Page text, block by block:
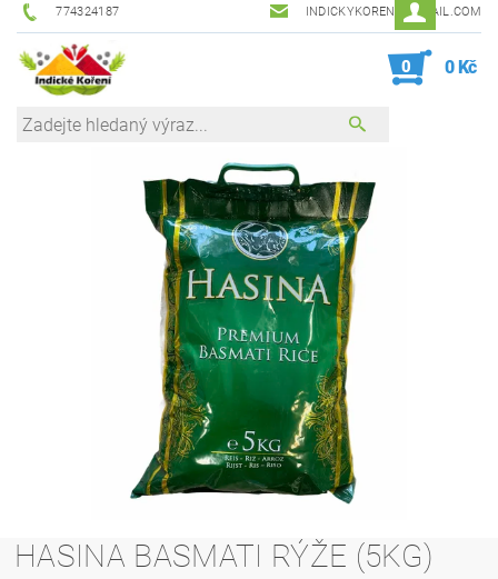
774324187 INDICKYKORENI@GMAIL.COM
0 0 Kč
HASINA BASMATI RÝŽE (5KG)